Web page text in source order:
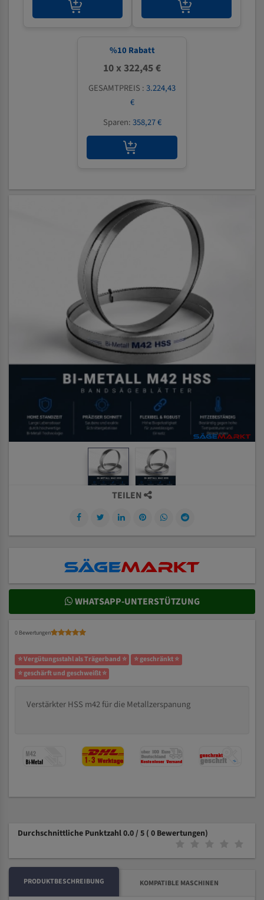
%10 Rabatt
10 x 322,45 €
GESAMTPREIS :3.224,43
€
Sparen:358,27 €
TEILEN
WHATSAPP-UNTERSTÜTZUNG
0 Bewertungen
⭐ Vergütungsstahl als Trägerband ⭐
⭐ geschränkt ⭐
⭐ geschärft und geschweißt ⭐
Verstärkter HSS m42 für die Metallzerspanung
Durchschnittliche Punktzahl 0.0 / 5 ( 0 Bewertungen)
PRODUKTBESCHREIBUNG KOMPATIBLE MASCHINEN